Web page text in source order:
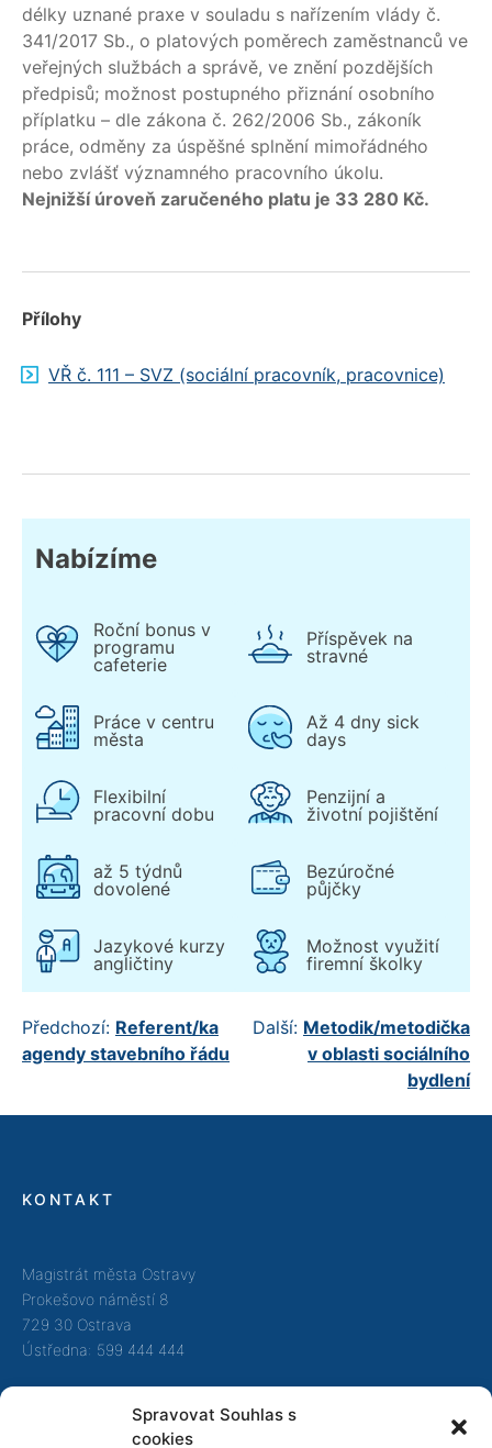
Spravovat Souhlas s
cookies
délky uznané praxe v souladu s nařízením vlády č.
341/2017 Sb., o platových poměrech zaměstnanců ve
veřejných službách a správě, ve znění pozdějších
předpisů; možnost postupného přiznání osobního
příplatku – dle zákona č. 262/2006 Sb., zákoník
práce, odměny za úspěšné splnění mimořádného
nebo zvlášť významného pracovního úkolu.
Nejnižší úroveň zaručeného platu je 33 280 Kč.
Přílohy
VŘ č. 111 – SVZ (sociální pracovník, pracovnice)
Nabízíme
Roční bonus v
programu
cafeterie
Příspěvek na
stravné
Práce v centru
města
Až 4 dny sick
days
Flexibilní
pracovní dobu
Penzijní a
životní pojištění
až 5 týdnů
dovolené
Bezúročné
půjčky
Jazykové kurzy
angličtiny
Možnost využití
firemní školky
Navigace
pro
příspěvek
Předchozí: Referent/ka
agendy stavebního řádu
Další: Metodik/metodička
v oblasti sociálního
bydlení
KONTAKT
Magistrát města Ostravy
Prokešovo náměstí 8
729 30 Ostrava
Ústředna: 599 444 444
844 121 314
info@ostrava.cz